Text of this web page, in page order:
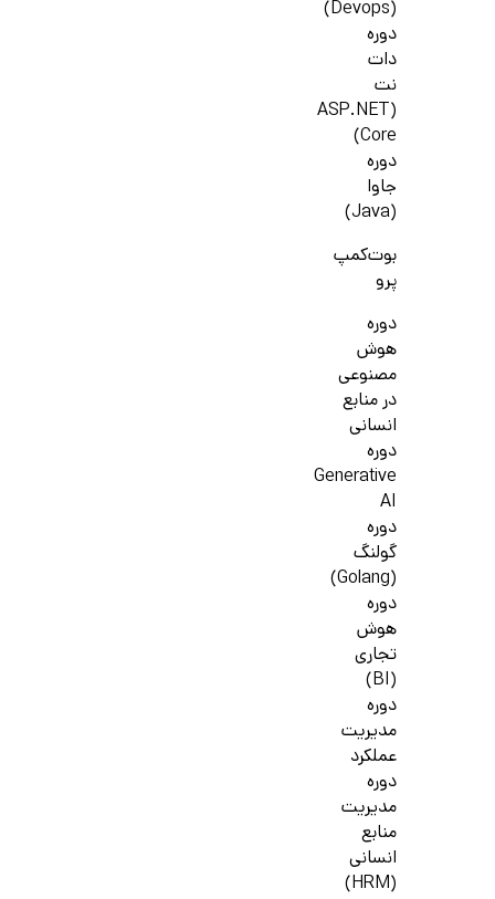
(Devops)
دوره
دات
نت
(ASP.NET
Core)
دوره
جاوا
(Java)
بوت‌کمپ
پرو
دوره
هوش
مصنوعی
در منابع
انسانی
دوره
Generative
AI
دوره
گولنگ
(Golang)
دوره
هوش
تجاری
(BI)
دوره
مدیریت
عملکرد
دوره
مدیریت
منابع
انسانی
(HRM)